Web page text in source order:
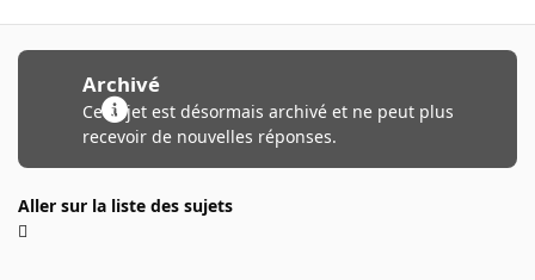
Archivé
Ce sujet est désormais archivé et ne peut plus
recevoir de nouvelles réponses.
Aller sur la liste des sujets